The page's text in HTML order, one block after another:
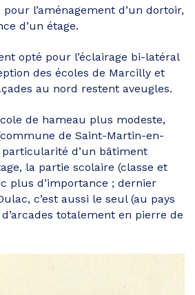
l’aménagement d’un dortoir,
d’un étage.
opté pour l’éclairage bi-latéral
des écoles de Marcilly et
au nord restent aveugles.
de hameau plus modeste,
de Saint-Martin-en-
particularité d’un bâtiment
la partie scolaire (classe et
plus d’importance ; dernier
c’est aussi le seul (au pays
totalement en pierre de